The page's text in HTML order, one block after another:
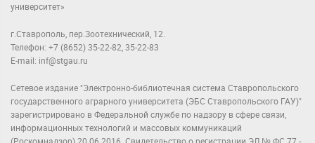
университет»
г.Ставрополь, пер.Зоотехнический, 12.
Телефон: +7 (8652) 35-22-82, 35-22-83
E-mail: inf@stgau.ru
Сетевое издание "Электронно-библиотечная система Ставропольского
государственного аграрного университета (ЭБС Ставропольского ГАУ)"
зарегистрировано в Федеральной службе по надзору в сфере связи,
информационных технологий и массовых коммуникаций